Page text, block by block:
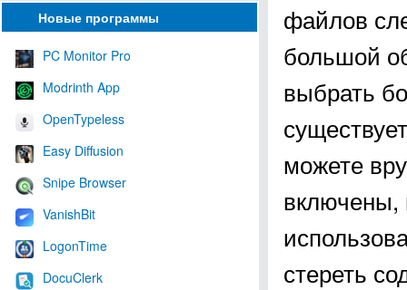
Новые программы
PC Monitor Pro
Modrinth App
OpenTypeless
Easy Diffusion
Snipe Browser
VanishBit
LogonTime
DocuClerk
файлов
большой
выбрать
можете
включены,
стереть